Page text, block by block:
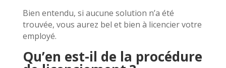
Bien entendu, si aucune solution n’a été
trouvée, vous aurez bel et bien à licencier votre
employé.
Qu’en est-il de la procédure